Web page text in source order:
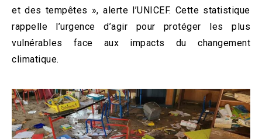
et des tempêtes », alerte l’UNICEF. Cette statistique
rappelle l’urgence d’agir pour protéger les plus
vulnérables face aux impacts du changement
climatique.